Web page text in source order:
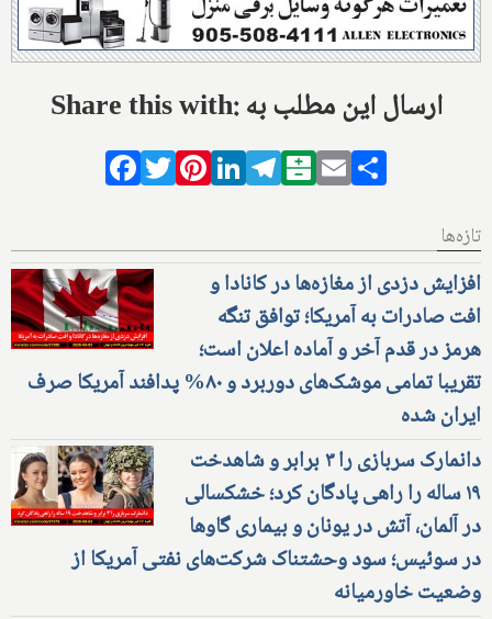
Share this with: ارسال این مطلب به
Facebook
TwitterPinterestLinkedIn
Telegram
Balatarin
Email
تازه‌ها
افزایش دزدی از مغازه‌ها در کانادا و
افت صادرات به آمریکا؛ توافق تنگه
هرمز در قدم آخر و آماده اعلان است؛
تقریبا تمامی موشک‌های دوربرد و ۸۰% پدافند آمریکا صرف
ایران شده
دانمارک سربازی را ۳ برابر و شاهدخت
۱۹ ساله را راهی پادگان کرد؛ خشکسالی
در آلمان، آتش در یونان و بیماری گاوها
در سوئیس؛ سود وحشتناک شرکت‌های نفتی آمریکا از
وضعیت خاورمیانه